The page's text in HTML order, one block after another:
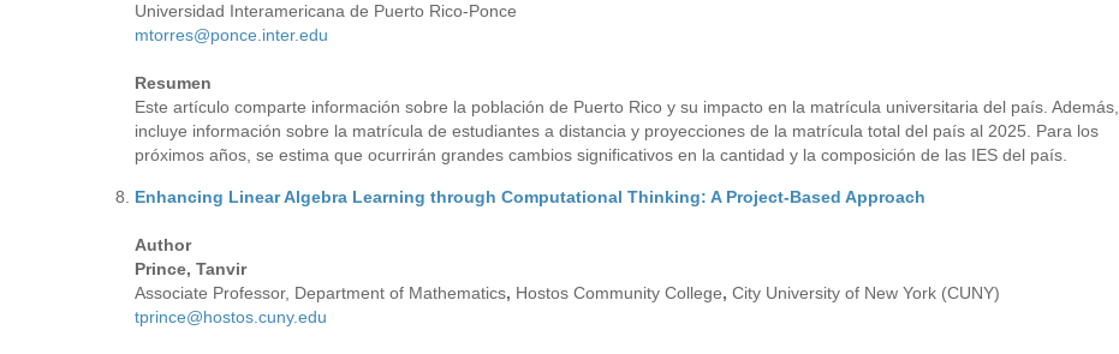
Universidad Interamericana de Puerto Rico-Ponce
mtorres@ponce.inter.edu
Resumen
Este artículo comparte información sobre la población de Puerto Rico y su impacto en la matrícula universitaria del país. Además,
incluye información sobre la matrícula de estudiantes a distancia y proyecciones de la matrícula total del país al 2025. Para los
próximos años, se estima que ocurrirán grandes cambios significativos en la cantidad y la composición de las IES del país.
Enhancing Linear Algebra Learning through Computational Thinking: A Project-Based Approach
Author
Prince, Tanvir
Associate Professor, Department of Mathematics, Hostos Community College, City University of New York (CUNY)
tprince@hostos.cuny.edu